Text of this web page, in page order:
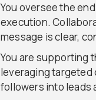
You oversee the
execution.
message is clear,
You are supporting
leveraging targeted
followers into leads